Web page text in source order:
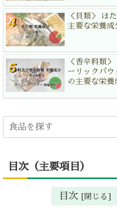
＜貝類＞ ほ
主要な栄養成
＜香辛料類
ーリックパ
の主要な栄養
目次（主要項目）
目次